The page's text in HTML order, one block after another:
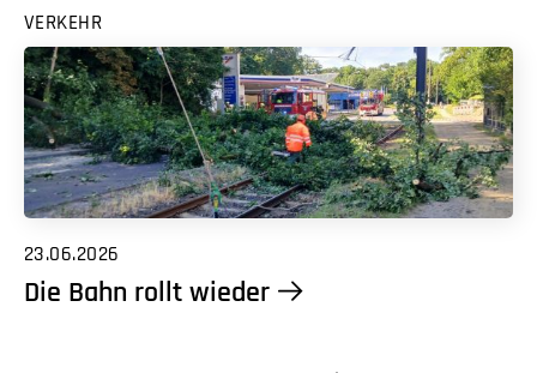
VERKEHR
23.06.2026
Die Bahn rollt wieder